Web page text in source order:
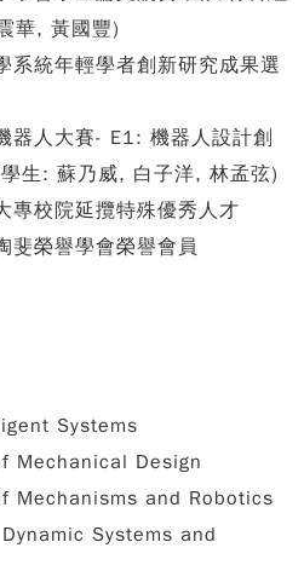
華, 黃國豐)
統年輕學者創新研究成果選
器人大賽- E1: 機器人設計創
生: 蘇乃威, 白子洋, 林孟弦)
專校院延攬特殊優秀人才
榮譽學會榮譽會員
Systems
Mechanical Design
Mechanisms and Robotics
Systems and